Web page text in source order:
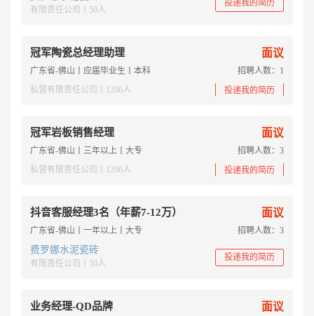
有限责任公司丨50人
投递我的简历
冠军陶瓷总经理助理 面议
广东省-佛山丨应届毕业生丨本科
招聘人数：1
私营有限责任公司丨1200人
投递我的简历
冠军岩板销售经理 面议
广东省-佛山丨三年以上丨大专
招聘人数：3
私营有限责任公司丨1200人
投递我的简历
抖音客服经理3名（年薪7-12万） 面议
广东省-佛山丨一年以上丨大专 招聘人数：3
费罗娜水泥瓷砖
有限责任公司丨50人
投递我的简历
业务经理-QD品牌 面议